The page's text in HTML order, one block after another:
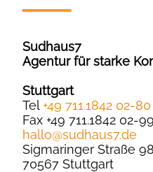
Sudhaus7
Agentur für starke
Stuttgart
Tel +49 711.1842 02-80
Fax +49 711.1842 02-99
hallo@sudhaus7.de
Sigmaringer Straße 98
70567 Stuttgart